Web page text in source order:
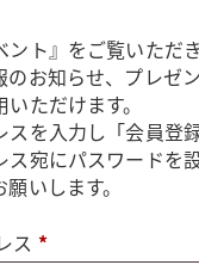
ント』をご覧いただ
のお知らせ、プレゼ
ただけます。
スを入力し「会員登
ス宛にパスワードを
いします。
ス *必